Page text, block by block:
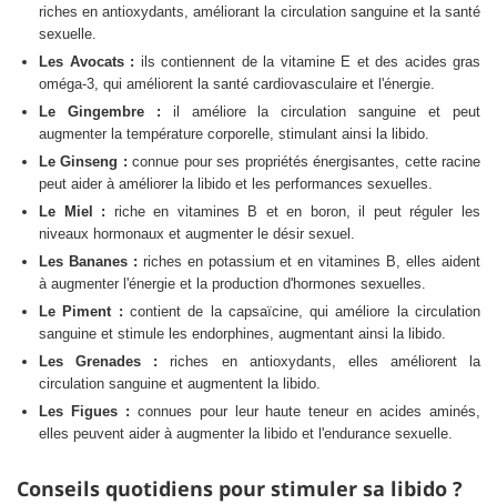
riches en antioxydants, améliorant la circulation sanguine et la santé
sexuelle.
Les Avocats : ils contiennent de la vitamine E et des acides gras
oméga-3, qui améliorent la santé cardiovasculaire et l'énergie.
Le Gingembre : il améliore la circulation sanguine et peut
augmenter la température corporelle, stimulant ainsi la libido.
Le Ginseng : connue pour ses propriétés énergisantes, cette racine
peut aider à améliorer la libido et les performances sexuelles.
Le Miel : riche en vitamines B et en boron, il peut réguler les
niveaux hormonaux et augmenter le désir sexuel.
Les Bananes : riches en potassium et en vitamines B, elles aident
à augmenter l'énergie et la production d'hormones sexuelles.
Le Piment : contient de la capsaïcine, qui améliore la circulation
sanguine et stimule les endorphines, augmentant ainsi la libido.
Les Grenades : riches en antioxydants, elles améliorent la
circulation sanguine et augmentent la libido.
Les Figues : connues pour leur haute teneur en acides aminés,
elles peuvent aider à augmenter la libido et l'endurance sexuelle.
Conseils quotidiens pour stimuler sa libido ?